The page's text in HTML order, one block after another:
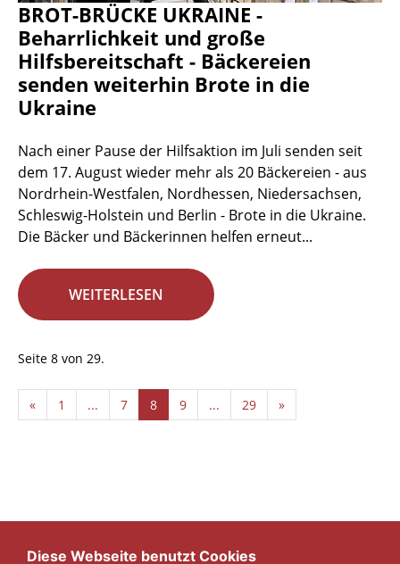
BROT-BRÜCKE UKRAINE -
Beharrlichkeit und große
Hilfsbereitschaft - Bäckereien
senden weiterhin Brote in die
Ukraine
Nach einer Pause der Hilfsaktion im Juli senden seit
dem 17. August wieder mehr als 20 Bäckereien - aus
Nordrhein-Westfalen, Nordhessen, Niedersachsen,
Schleswig-Holstein und Berlin - Brote in die Ukraine.
Die Bäcker und Bäckerinnen helfen erneut...
WEITERLESEN
Seite 8 von 29.
« 1 ... 7 8 9 ... 29 »
Diese Webseite benutzt Cookies